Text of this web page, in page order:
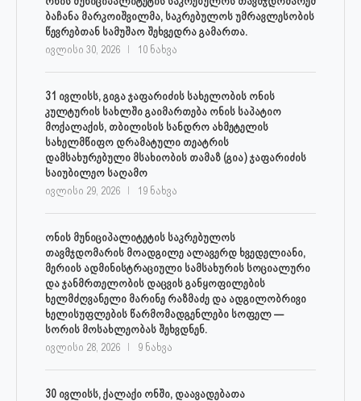
ბაჩანა მარკოიშვილმა, საკრებულოს უმრავლესობის
წევრებთან სამუშაო შეხვედრა გამართა.
ივლისი 30, 2026 10 ნახვა
31 ივლისს, გიგა ჯაფარიძის სახელობის ონის
კულტურის სახლში გაიმართება ონის საპატიო
მოქალაქის, თბილისის სანდრო ახმეტელის
სახელმწიფო დრამატული თეატრის
დამსახურებული მსახიობის თამაზ (გია) ჯაფარიძის
საიუბილეო საღამო
ივლისი 29, 2026 19 ნახვა
ონის მუნიციპალიტეტის საკრებულოს
თავმჯდომარის მოადგილე ალავერდ ხვედელიანი,
მერიის ადმინისტრაციული სამსახურის სოციალური
და ჯანმრთელობის დაცვის განყოფილების
ხელმძღვანელი მარინე რაზმაძე და ადგილობრივი
ხელისუფლების წარმომადგენლები სოფელ —
სორის მოსახლეობას შეხვდნენ.
ივლისი 28, 2026 9 ნახვა
30 ივლისს, ქალაქი ონში, დაავადებათა